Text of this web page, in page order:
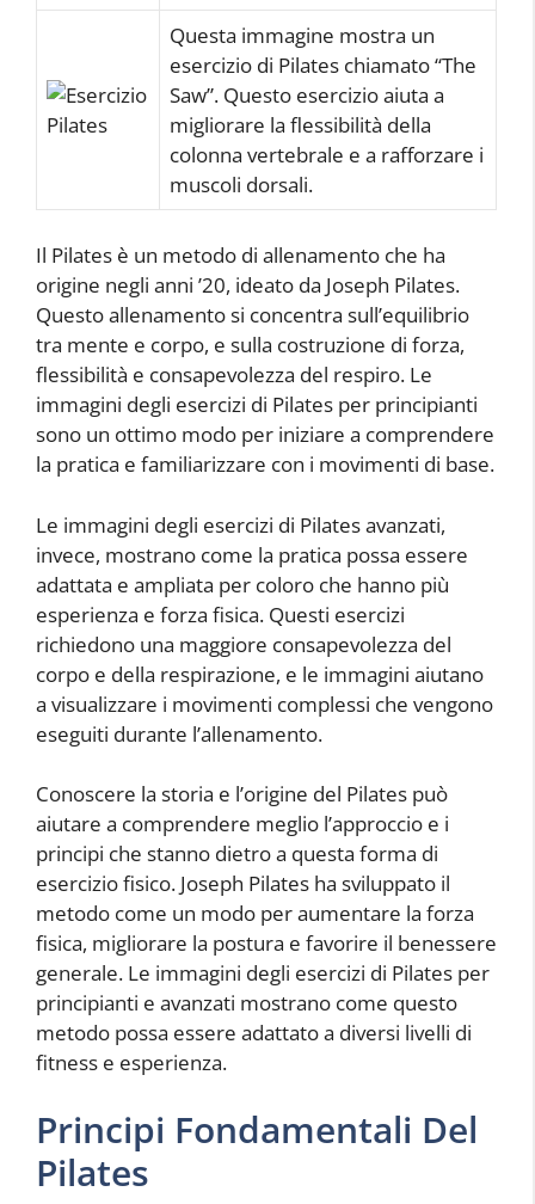
Questa immagine mostra un
esercizio di Pilates chiamato “The
Saw”. Questo esercizio aiuta a
migliorare la flessibilità della
colonna vertebrale e a rafforzare i
muscoli dorsali.
Il Pilates è un metodo di allenamento che ha
origine negli anni ’20, ideato da Joseph Pilates.
Questo allenamento si concentra sull’equilibrio
tra mente e corpo, e sulla costruzione di forza,
flessibilità e consapevolezza del respiro. Le
immagini degli esercizi di Pilates per principianti
sono un ottimo modo per iniziare a comprendere
la pratica e familiarizzare con i movimenti di base.
Le immagini degli esercizi di Pilates avanzati,
invece, mostrano come la pratica possa essere
adattata e ampliata per coloro che hanno più
esperienza e forza fisica. Questi esercizi
richiedono una maggiore consapevolezza del
corpo e della respirazione, e le immagini aiutano
a visualizzare i movimenti complessi che vengono
eseguiti durante l’allenamento.
Conoscere la storia e l’origine del Pilates può
aiutare a comprendere meglio l’approccio e i
principi che stanno dietro a questa forma di
esercizio fisico. Joseph Pilates ha sviluppato il
metodo come un modo per aumentare la forza
fisica, migliorare la postura e favorire il benessere
generale. Le immagini degli esercizi di Pilates per
principianti e avanzati mostrano come questo
metodo possa essere adattato a diversi livelli di
fitness e esperienza.
Principi Fondamentali Del
Pilates